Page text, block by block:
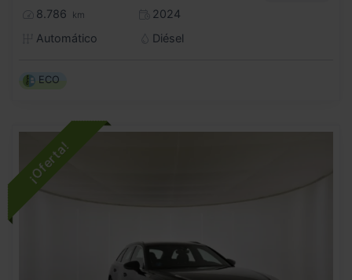
8.786 km
2024
Automático
Diésel
ECO